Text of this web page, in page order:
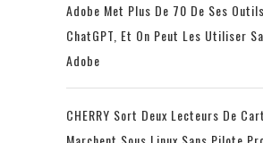
Adobe Met Plus De 70 De Ses
ChatGPT, Et On Peut Les Utiliser
Adobe
CHERRY Sort Deux Lecteurs De